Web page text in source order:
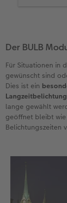
Der BULB
Für Situationen in
gewünscht sind
Dies ist ein
lange gewählt
geöffnet bleibt
Belichtungszeiten